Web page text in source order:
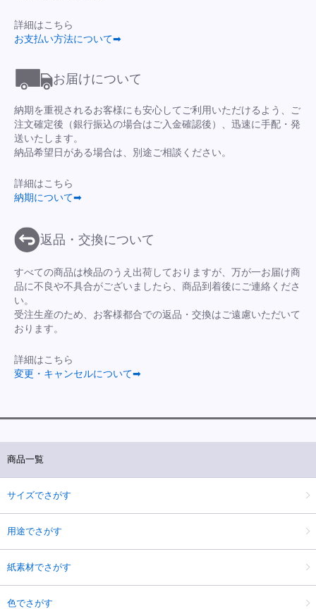
詳細はこちら
お支払い方法について➡
お届けについて
納期を重視されるお客様にも安心してご利用いただけるよう、ご
注文確定後（銀行振込の場合はご入金確認後）、迅速に手配・発
送いたします。
納品希望日がある場合は、別途ご相談ください。
詳細はこちら
納期について➡
返品・交換について
すべての商品は検品のうえ出荷しておりますが、万が一お届け商
品に不良や不具合がございましたら、商品到着後にご連絡くださ
い。
受注生産のため、お客様都合での返品・交換はご遠慮いただいて
おります。
詳細はこちら
変更・キャンセルについて➡
商品一覧
サイズでさがす
用途でさがす
紙素材でさがす
色でさがす